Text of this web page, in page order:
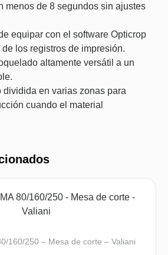
menos de 8 segundos sin ajustes
equipar con el software Opticrop
los registros de impresión.
altamente versátil a un
dividida en varias zonas para
cuando el material
160/250 – Mesa de corte – Valiani